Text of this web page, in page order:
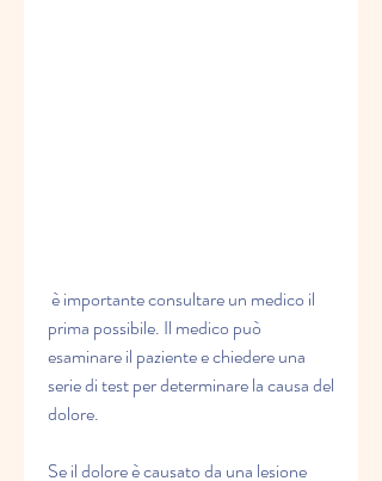
prima possibile. Il medico può
esaminare il paziente e chiedere una
serie di test per determinare la causa del
dolore.
Se il dolore è causato da una lesione